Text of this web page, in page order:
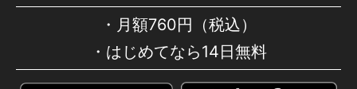
月額760円（税込）
はじめてなら14日無料